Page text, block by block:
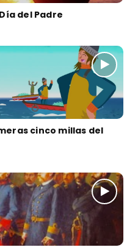
del Padre
cinco millas del